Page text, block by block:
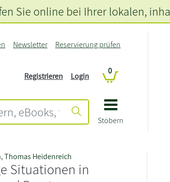
Stöbern
Newsletter Reservierung prüfen
Registrieren Login
0
Sie online bei Ihrer lokalen,
,Thomas Heidenreich
Situationen in